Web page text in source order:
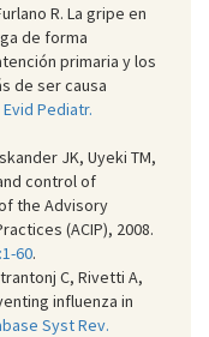
R. La gripe en
de forma
primaria y los
de ser causa
Evid Pediatr.
JK, Uyeki TM,
control of
the Advisory
(ACIP), 2008.
60.
C, Rivetti A,
influenza in
Syst Rev.